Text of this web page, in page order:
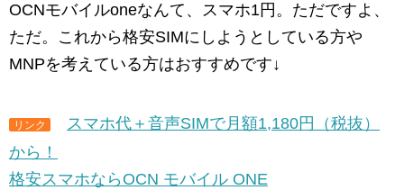
OCNモバイルoneなんて、スマホ1円。ただですよ、
ただ。これから格安SIMにしようとしている方や
MNPを考えている方はおすすめです↓
リンク
スマホ代＋音声SIMで月額1,180円（税抜）
から！
格安スマホならOCN モバイル ONE